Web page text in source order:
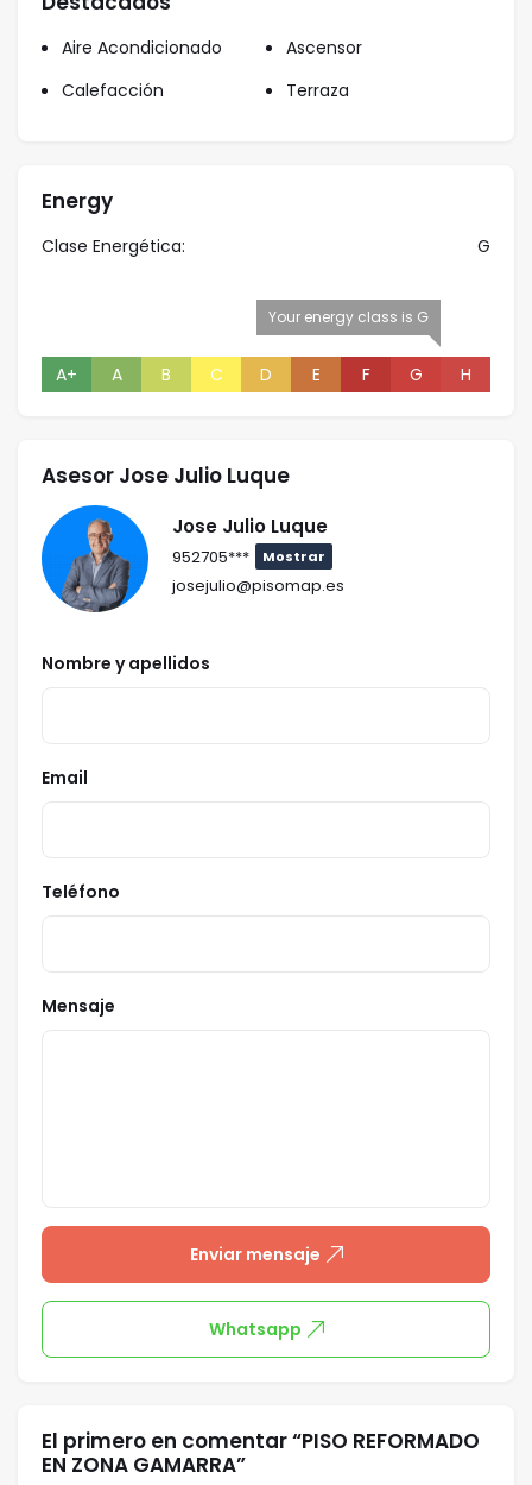
Aire Acondicionado
Ascensor
Calefacción
Terraza
Energy
Clase Energética: G
A+ A B C D E F G
Your energy class is G
H
Asesor Jose Julio Luque
Jose Julio Luque
952705*** Mostrar
josejulio@pisomap.es
Nombre y apellidos
Email
Teléfono
Mensaje
Enviar mensaje
Whatsapp
El primero en comentar “PISO REFORMADO
EN ZONA GAMARRA”